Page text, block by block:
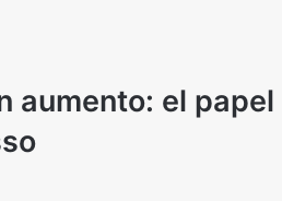
aumento: el papel